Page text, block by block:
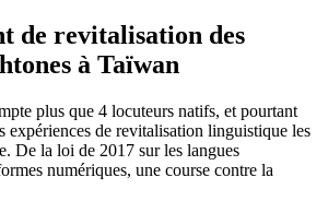
de revitalisation des
à Taïwan
plus que 4 locuteurs natifs, et pourtant
expériences de revitalisation linguistique les
De la loi de 2017 sur les langues
numériques, une course contre la